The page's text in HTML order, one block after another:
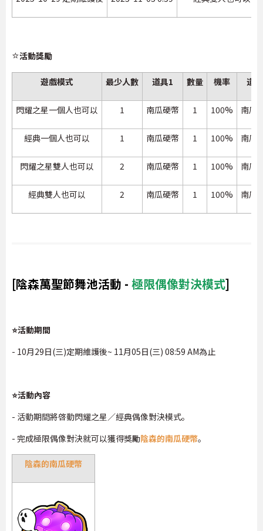
⭐活動獎勵
遊戲模式 最少人數 道具1 數量 機率 道
閃耀之星一個人也可以 1 南瓜硬幣 1 100% 南瓜
經典一個人也可以 1 南瓜硬幣 1 100% 南瓜
閃耀之星雙人也可以 2 南瓜硬幣 1 100% 南瓜
經典雙人也可以 2 南瓜硬幣 1 100% 南瓜
[陰森萬聖節舞池活動 - 極限偶像對決模式]
⭐活動期間
- 10月29日(三)定期維護後~ 11月05日(三) 08:59 AM為止
⭐活動內容
- 活動期間將啓動閃耀之星／經典偶像對決模式。
- 完成極限偶像對決就可以獲得獎勵陰森的南瓜硬幣。
陰森的南瓜硬幣